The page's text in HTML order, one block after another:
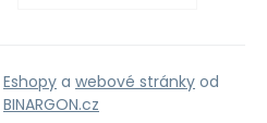
Eshopy a webové stránky od
BINARGON.cz